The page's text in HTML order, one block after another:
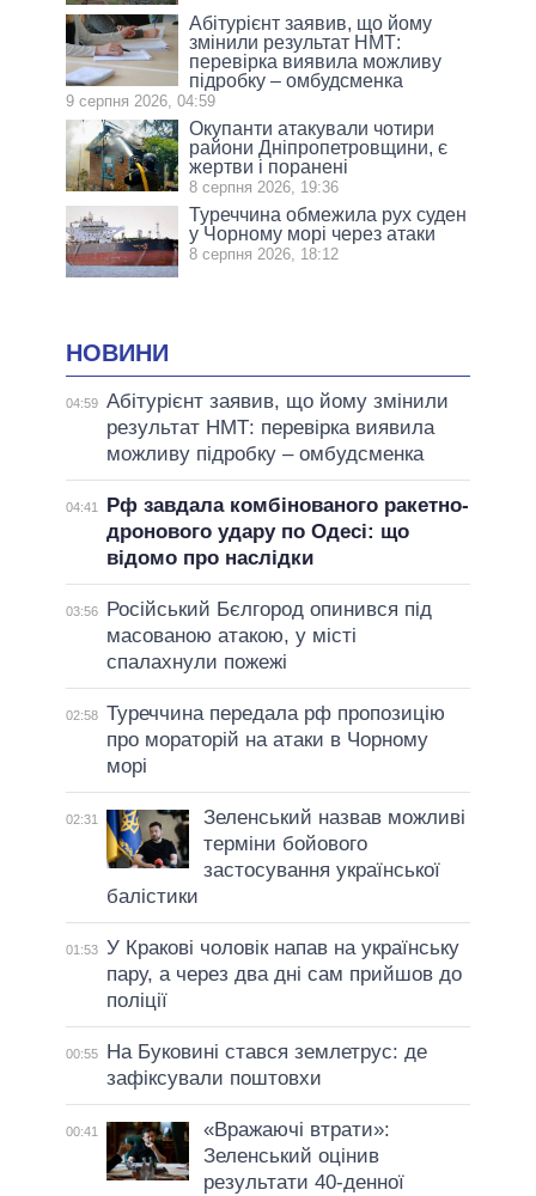
Абітурієнт заявив, що йому
змінили результат НМТ:
перевірка виявила можливу
підробку – омбудсменка
9 серпня 2026, 04:59
Окупанти атакували чотири
райони Дніпропетровщини, є
жертви і поранені
8 серпня 2026, 19:36
Туреччина обмежила рух суден
у Чорному морі через атаки
8 серпня 2026, 18:12
НОВИНИ
04:59 Абітурієнт заявив, що йому змінили
результат НМТ: перевірка виявила
можливу підробку – омбудсменка
04:41
Рф завдала комбінованого ракетно-
дронового удару по Одесі: що
відомо про наслідки
03:56
Російський Бєлгород опинився під
масованою атакою, у місті
спалахнули пожежі
02:58 Туреччина передала рф пропозицію
про мораторій на атаки в Чорному
морі
02:31
Зеленський назвав можливі
терміни бойового
застосування української
балістики
01:53 У Кракові чоловік напав на українську
пару, а через два дні сам прийшов до
поліції
00:55
На Буковині стався землетрус: де
зафіксували поштовхи
00:41
«Вражаючі втрати»:
Зеленський оцінив
результати 40-денної